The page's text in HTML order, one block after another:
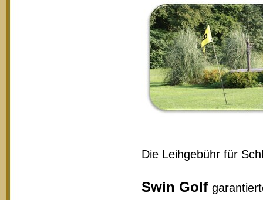
Die Leihgebühr für
Swin Golf